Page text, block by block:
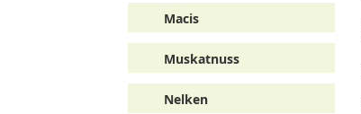
Macis
Muskatnuss
Nelken